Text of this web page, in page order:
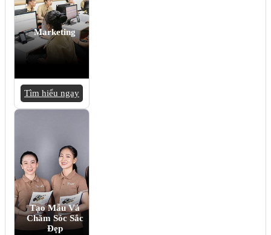
Marketing
Tìm hiểu ngay
Tạo Mẫu Và
Chăm Sóc Sắc
Đẹp